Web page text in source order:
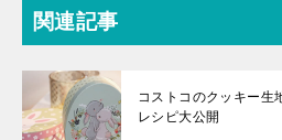
関連記事
コストコのクッキー生
レシピ大公開